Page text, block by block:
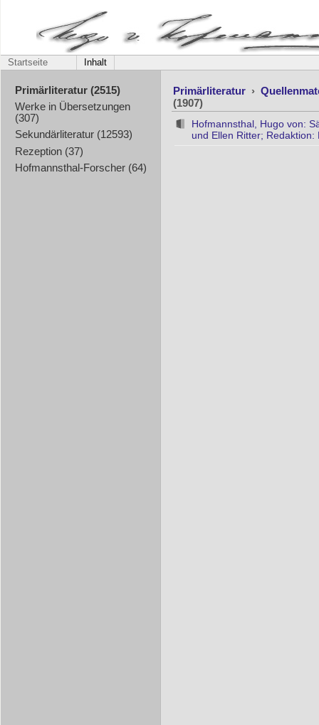
Startseite Inhalt
Primärliteratur (2515)
Werke in Übersetzungen
(307)
Sekundärliteratur (12593)
Rezeption (37)
Hofmannsthal-Forscher (64)
Primärliteratur ›
(1907)
Hofmannsthal, Hugo von:
und Ellen Ritter;